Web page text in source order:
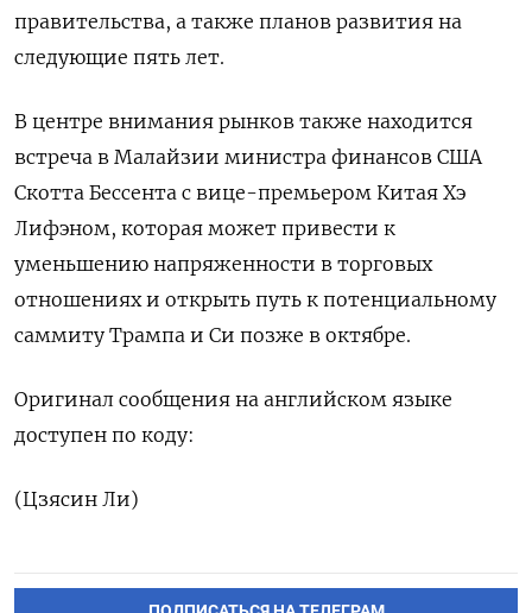
правительства, а также планов развития на
следующие пять лет.
В центре внимания рынков также находится
встреча в Малайзии министра финансов США
Скотта Бессента с вице-премьером Китая Хэ
Лифэном, которая может привести к
уменьшению напряженности в торговых
отношениях и открыть путь к потенциальному
саммиту Трампа и Си позже в октябре.
Оригинал сообщения на английском языке
доступен по коду:
(Цзясин Ли)